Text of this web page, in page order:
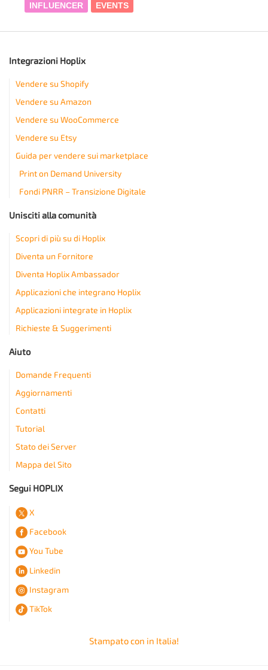
INFLUENCER EVENTS
Integrazioni Hoplix
Vendere su Shopify
Vendere su Amazon
Vendere su WooCommerce
Vendere su Etsy
Guida per vendere sui marketplace
Print on Demand University
Fondi PNRR – Transizione Digitale
Unisciti alla comunità
Scopri di più su di Hoplix
Diventa un Fornitore
Diventa Hoplix Ambassador
Applicazioni che integrano Hoplix
Applicazioni integrate in Hoplix
Richieste & Suggerimenti
Aiuto
Domande Frequenti
Aggiornamenti
Contatti
Tutorial
Stato dei Server
Mappa del Sito
Segui HOPLIX
X
Facebook
You Tube
Linkedin
Instagram
TikTok
Stampato con in Italia!